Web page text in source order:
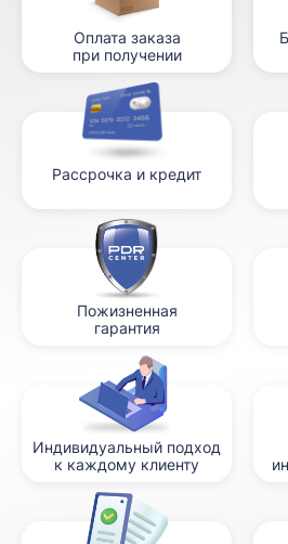
Оплата заказа
при получении
Рассрочка и кредит
Пожизненная
гарантия
Индивидуальный подход
к каждому клиенту